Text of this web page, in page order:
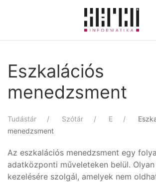
Skip to main content
Eszkalációs
menedzsment
Tudástár Szótár E
menedzsment
Az eszkalációs menedzsment egy
adatközponti műveleteken belül.
kezelésére szolgál, amelyek nem